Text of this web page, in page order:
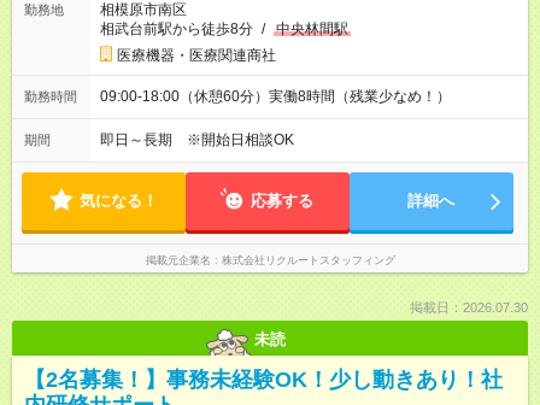
勤務地
相模原市南区
相武台前駅から徒歩8分 / 中央林間駅
医療機器・医療関連商社
勤務時間 09:00-18:00（休憩60分）実働8時間（残業少なめ！）
期間 即日～長期 ※開始日相談OK
気になる！ 応募する 詳細へ
掲載元企業名 株式会社リクルートスタッフィング
掲載日：2026.07.30
未読
【2名募集！】事務未経験OK！少し動きあり！社